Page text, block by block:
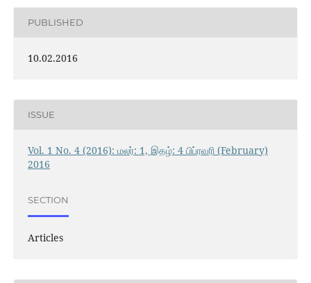
PUBLISHED
10.02.2016
ISSUE
Vol. 1 No. 4 (2016): மலர்: 1, இதழ்: 4 பிப்ரவரி (February)
2016
SECTION
Articles